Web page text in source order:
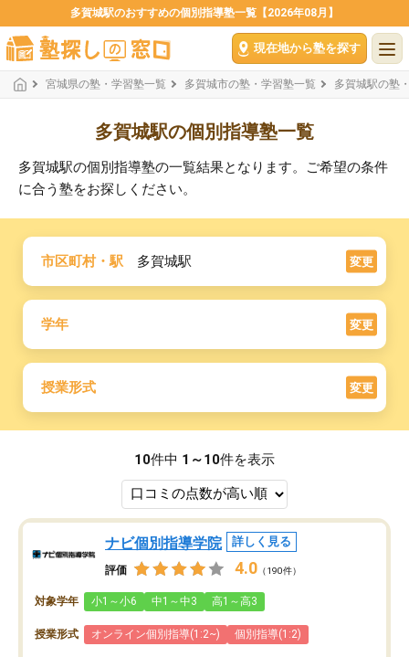
多賀城駅のおすすめの個別指導塾一覧【2026年08月】
現在地から塾を探す
宮城県の塾・学習塾一覧 多賀城市の塾・学習塾一覧 多賀城駅の塾
多賀城駅の個別指導塾一覧
多賀城駅の個別指導塾の一覧結果となります。ご希望の条件
に合う塾をお探しください。
市区町村・駅 多賀城駅 変更
学年 変更
授業形式 変更
10件中 1～10件を表示
ナビ個別指導学院 詳しく見る
評価 4.0 （190件）
対象学年 小1～小6 中1～中3 高1～高3
授業形式 オンライン個別指導(1:2~) 個別指導(1:2)